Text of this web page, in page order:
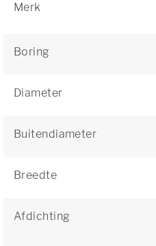
Merk
Boring
Diameter
Buitendiameter
Breedte
Afdichting